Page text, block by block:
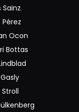
Sainz
Pérez
Ocon
Bottas